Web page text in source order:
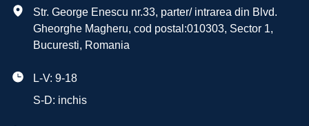
Camera dubla
Camera dubla cu vedere la mare (balcon sau
terasa)
disponibilitatea la data aleasă
Cazare 6/7/14 nopti
Asistenta turistica in limba romana
Str. George Enescu nr.33, parter/ intrarea din Blvd.
Gheorghe Magheru, cod postal:010303, Sector 1,
Bucuresti, Romania
L-V: 9-18
S-D: inchis